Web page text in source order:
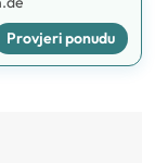
Provjeri ponudu